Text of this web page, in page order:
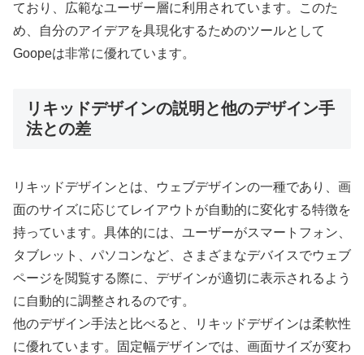
ており、広範なユーザー層に利用されています。このた
め、自分のアイデアを具現化するためのツールとして
Goopeは非常に優れています。
リキッドデザインの説明と他のデザイン手
法との差
リキッドデザインとは、ウェブデザインの一種であり、画
面のサイズに応じてレイアウトが自動的に変化する特徴を
持っています。具体的には、ユーザーがスマートフォン、
タブレット、パソコンなど、さまざまなデバイスでウェブ
ページを閲覧する際に、デザインが適切に表示されるよう
に自動的に調整されるのです。
他のデザイン手法と比べると、リキッドデザインは柔軟性
に優れています。固定幅デザインでは、画面サイズが変わ